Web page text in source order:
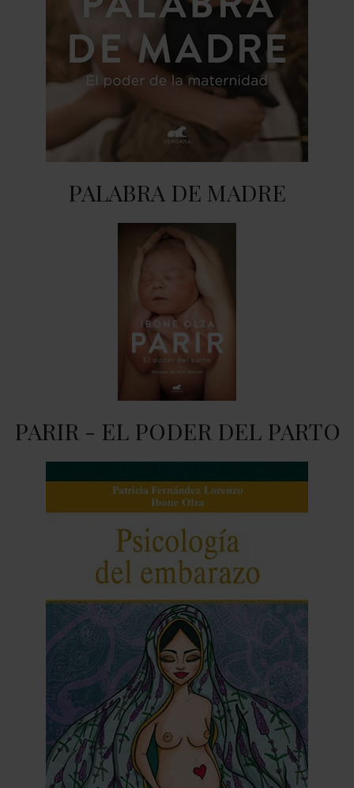
PALABRA DE MADRE
PARIR - EL PODER DEL PARTO